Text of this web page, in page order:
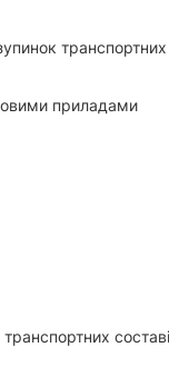
транспортних
приладами